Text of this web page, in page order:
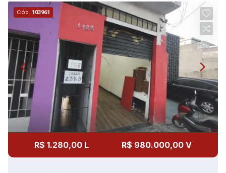
Cód. 103961
R$ 1.280,00 L R$ 980.000,00 V